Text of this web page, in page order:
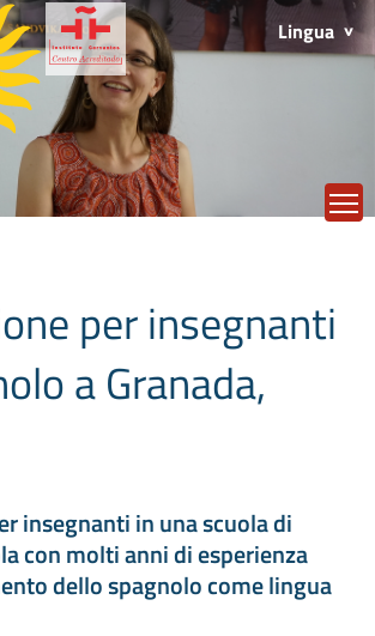
Lingua
per insegnanti
a Granada,
insegnanti in una scuola di
con molti anni di esperienza
dello spagnolo come lingua